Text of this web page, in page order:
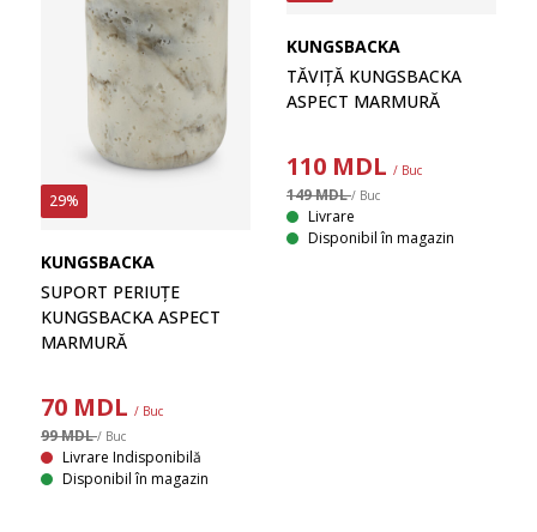
29%
KUNGSBACKA
SUPORT PERIUȚE
KUNGSBACKA ASPECT
MARMURĂ
70 MDL / Buc
99 MDL/ Buc
Livrare Indisponibilă
Disponibil în magazin
KUNGSBACKA
TĂVIȚĂ KUNGSBACKA
ASPECT MARMURĂ
110 MDL / Buc
149 MDL/ Buc
Livrare
Disponibil în magazin